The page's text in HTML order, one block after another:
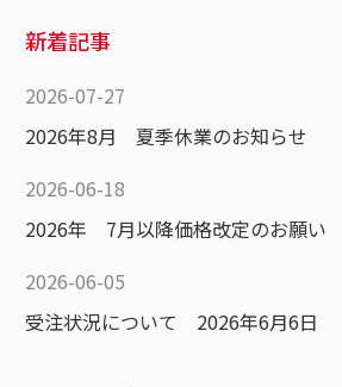
新着記事
2026-07-27
2026年8月 夏季休業のお知らせ
2026-06-18
2026年 7月以降価格改定のお願い
2026-06-05
受注状況について 2026年6月6日